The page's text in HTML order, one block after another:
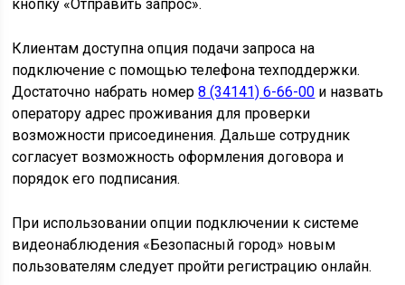
кнопку «Отправить запрос».
Клиентам доступна опция подачи запроса на
подключение с помощью телефона техподдержки.
Достаточно набрать номер8 (34141) 6-66-00 и назвать
оператору адрес проживания для проверки
возможности присоединения. Дальше сотрудник
согласует возможность оформления договора и
порядок его подписания.
При использовании опции подключении к системе
видеонаблюдения «Безопасный город» новым
пользователям следует пройти регистрацию онлайн.